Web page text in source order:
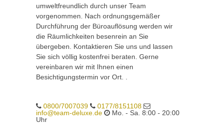
umweltfreundlich durch unser Team
vorgenommen. Nach ordnungsgemäßer
Durchführung der Büroauflösung werden wir
die Räumlichkeiten besenrein an Sie
übergeben. Kontaktieren Sie uns und lassen
Sie sich völlig kostenfrei beraten. Gerne
vereinbaren wir mit Ihnen einen
Besichtigungstermin vor Ort. .
0800/7007039
0177/8151108
info@team-deluxe.de
Mo. - Sa. 8:00 - 20:00
Uhr